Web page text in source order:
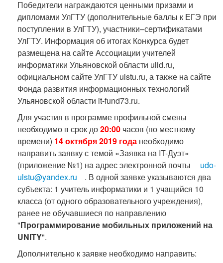
Победители награждаются ценными призами и
дипломами УлГТУ (дополнительные баллы к ЕГЭ при
поступлении в УлГТУ), участники–сертификатами
УлГТУ. Информация об итогах Конкурса будет
размещена на сайте Ассоциации учителей
информатики Ульяновской области ulid.ru,
официальном сайте УлГТУ ulstu.ru, а также на сайте
Фонда развития информационных технологий
Ульяновской области it-fund73.ru.
Для участия в программе профильной смены
необходимо в срок до20:00 часов (по местному
времени) 14 октября 2019 года необходимо
направить заявку с темой «Заявка на IT-Дуэт»
(приложение №1) на адрес электронной почты
udo-
ulstu@yandex.ru
. В одной заявке указываются два
субъекта: 1 учитель информатики и 1 учащийся 10
класса (от одного образовательного учреждения),
ранее не обучавшиеся по направлению
"Программирование мобильных приложений на
UNITY".
Дополнительно к заявке необходимо направить: